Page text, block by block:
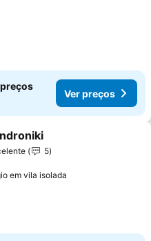
Ver preços
aos favoritos
5
em vila isolada